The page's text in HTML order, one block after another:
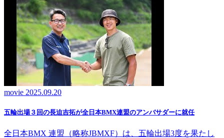
movie 2025.09.20
五輪出場３回の長迫吉拓が全日本BMX連盟のアンバサダーに就任
全日本BMX 連盟（略称JBMXF）は、五輪出場3度を果たし